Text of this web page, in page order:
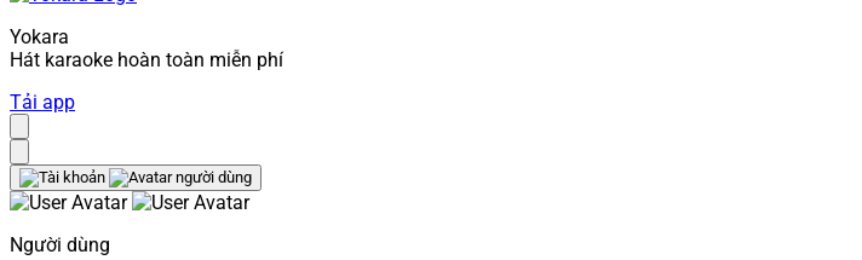
Yokara
Hát karaoke hoàn toàn miễn phí
Tải app
Người dùng